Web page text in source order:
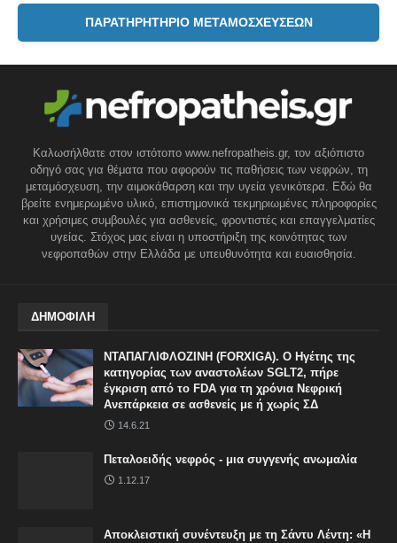
ΠΑΡΑΤΗΡΗΤΗΡΙΟ ΜΕΤΑΜΟΣΧΕΥΣΕΩΝ
Καλωσήλθατε στον ιστότοπο www.nefropatheis.gr, τον αξιόπιστο
οδηγό σας για θέματα που αφορούν τις παθήσεις των νεφρών, τη
μεταμόσχευση, την αιμοκάθαρση και την υγεία γενικότερα. Εδώ θα
βρείτε ενημερωμένο υλικό, επιστημονικά τεκμηριωμένες πληροφορίες
και χρήσιμες συμβουλές για ασθενείς, φροντιστές και επαγγελματίες
υγείας. Στόχος μας είναι η υποστήριξη της κοινότητας των
νεφροπαθών στην Ελλάδα με υπευθυνότητα και ευαισθησία.
ΔΗΜΟΦΙΛΗ
ΝΤΑΠΑΓΛΙΦΛΟΖΙΝΗ (FORXIGA). Ο Ηγέτης της
κατηγορίας των αναστολέων SGLT2, πήρε
έγκριση από το FDA για τη χρόνια Νεφρική
Ανεπάρκεια σε ασθενείς με ή χωρίς ΣΔ
14.6.21
Πεταλοειδής νεφρός - μια συγγενής ανωμαλία
1.12.17
Αποκλειστική συνέντευξη με τη Σάντυ Λέντη: «Η